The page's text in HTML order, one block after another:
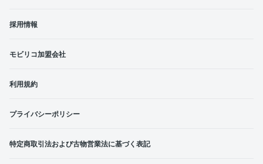
採用情報
モビリコ加盟会社
利用規約
プライバシーポリシー
特定商取引法および古物営業法に基づく表記